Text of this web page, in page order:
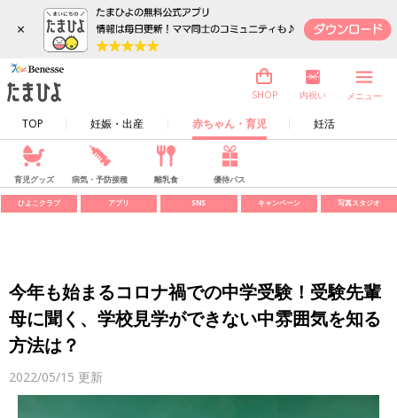
×
TOP 妊娠・出産 赤ちゃん・育児 妊活
SHOP 内祝い メニュー
育児グッズ 病気・予防接種 離乳食 優待パス
ひよこクラブ アプリ SNS キャンペーン 写真スタジオ
今年も始まるコロナ禍での中学受験！受験先輩
母に聞く、学校見学ができない中雰囲気を知る
方法は？
2022/05/15 更新